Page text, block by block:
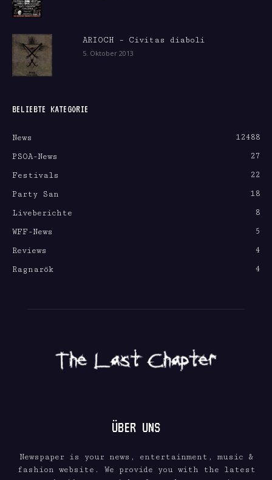
ARIOCH – Civitas diaboli
5. Oktober 2013
BELIEBTE KATEGORIE
News
12488
PSOA-News
27
Festivals
22
Party San
18
Liveberichte
8
WFF-News
5
Reviews
4
Ragnarök
4
ÜBER UNS
Newspaper is your news, entertainment, music &
fashion website. We provide you with the latest